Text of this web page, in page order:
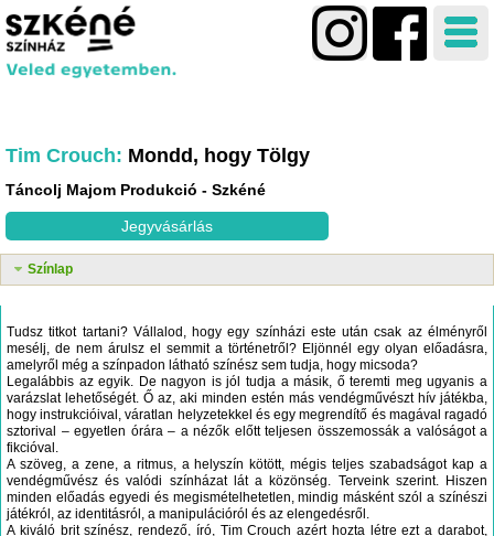
Tim Crouch Mondd, hogy Tölgy
Táncolj Majom Produkció Szkéné
Jegyvásárlás
Színlap
Tudsz titkot tartani? Vállalod, hogy egy színházi este után csak az élményről
mesélj, de nem árulsz el semmit a történetről? Eljönnél egy olyan előadásra,
amelyről még a színpadon látható színész sem tudja, hogy micsoda?
Legalábbis az egyik. De nagyon is jól tudja a másik, ő teremti meg ugyanis a
varázslat lehetőségét. Ő az, aki minden estén más vendégművészt hív játékba,
hogy instrukcióival, váratlan helyzetekkel és egy megrendítő és magával ragadó
sztorival – egyetlen órára – a nézők előtt teljesen összemossák a valóságot a
fikcióval.
A szöveg, a zene, a ritmus, a helyszín kötött, mégis teljes szabadságot kap a
vendégművész és valódi színházat lát a közönség. Terveink szerint. Hiszen
minden előadás egyedi és megismételhetetlen, mindig másként szól a színészi
játékról, az identitásról, a manipulációról és az elengedésről.
A kiváló brit színész, rendező, író, Tim Crouch azért hozta létre ezt a darabot,